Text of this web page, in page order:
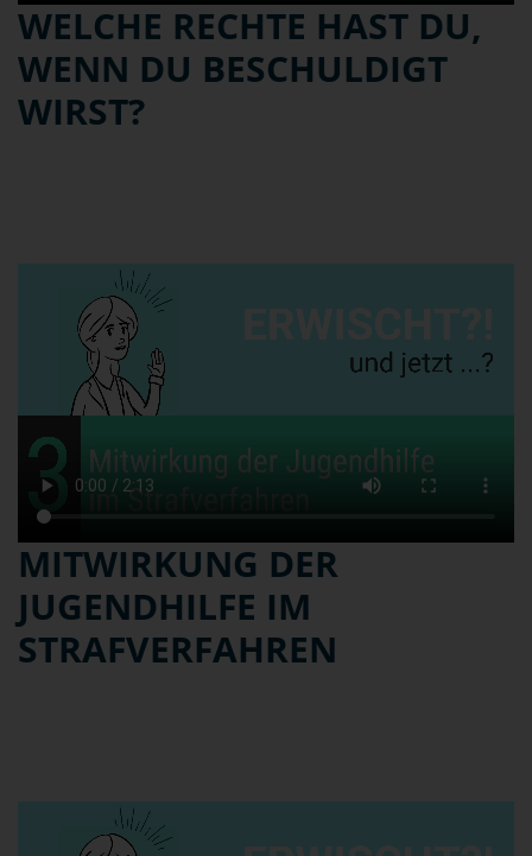
WELCHE RECHTE HAST DU,
WENN DU BESCHULDIGT
WIRST?
MITWIRKUNG DER
JUGENDHILFE IM
STRAFVERFAHREN